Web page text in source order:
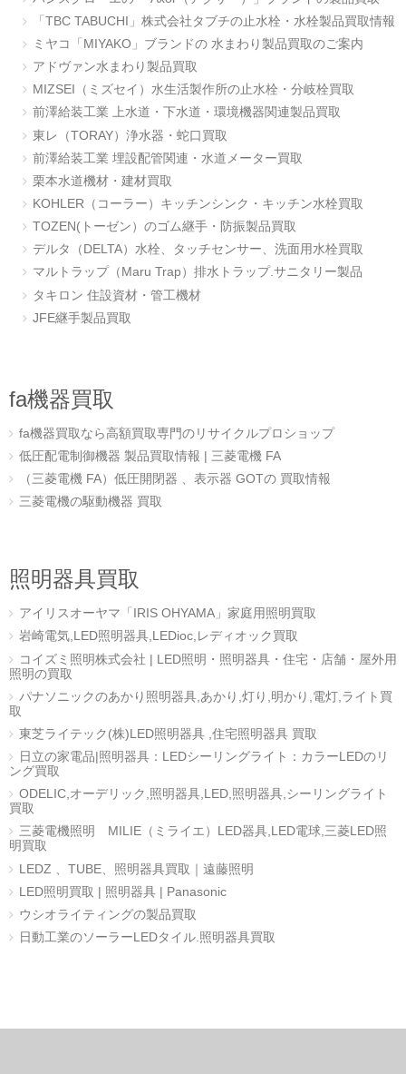
「TBC TABUCHI」株式会社タブチの止水栓・水栓製品買取情報
ミヤコ「MIYAKO」ブランドの 水まわり製品買取のご案内
アドヴァン水まわり製品買取
MIZSEI（ミズセイ）水生活製作所の止水栓・分岐栓買取
前澤給装工業 上水道・下水道・環境機器関連製品買取
東レ（TORAY）浄水器・蛇口買取
前澤給装工業 埋設配管関連・水道メーター買取
栗本水道機材・建材買取
KOHLER（コーラー）キッチンシンク・キッチン水栓買取
TOZEN(トーゼン）のゴム継手・防振製品買取
デルタ（DELTA）水栓、タッチセンサー、洗面用水栓買取
マルトラップ（Maru Trap）排水トラップ.サニタリー製品
タキロン 住設資材・管工機材
JFE継手製品買取
fa機器買取
fa機器買取なら高額買取専門のリサイクルプロショップ
低圧配電制御機器 製品買取情報 | 三菱電機 FA
（三菱電機 FA）低圧開閉器 、表示器 GOTの 買取情報
三菱電機の駆動機器 買取
照明器具買取
アイリスオーヤマ「IRIS OHYAMA」家庭用照明買取
岩崎電気,LED照明器具,LEDioc,レディオック買取
コイズミ照明株式会社 | LED照明・照明器具・住宅・店舗・屋外用
照明の買取
パナソニックのあかり照明器具,あかり,灯り,明かり,電灯,ライト買
取
東芝ライテック(株)LED照明器具 ,住宅照明器具 買取
日立の家電品|照明器具：LEDシーリングライト：カラーLEDのリ
ング買取
ODELIC,オーデリック,照明器具,LED,照明器具,シーリングライト
買取
三菱電機照明 MILIE（ミライエ）LED器具,LED電球,三菱LED照
明買取
LEDZ 、TUBE、照明器具買取｜遠藤照明
LED照明買取 | 照明器具 | Panasonic
ウシオライティングの製品買取
日動工業のソーラーLEDタイル.照明器具買取